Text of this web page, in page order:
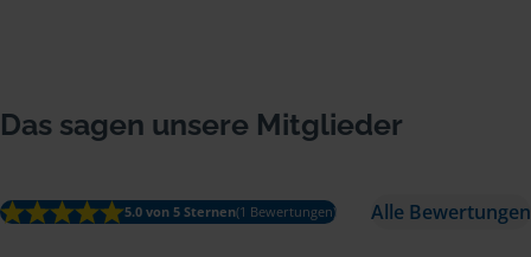
Das sagen unsere Mitglieder
5.0 von 5 Sternen(1 Bewertungen) Alle Bewertungen